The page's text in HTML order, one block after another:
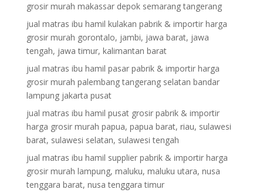
grosir murah makassar depok semarang tangerang
jual matras ibu hamil kulakan pabrik & importir harga
grosir murah gorontalo, jambi, jawa barat, jawa
tengah, jawa timur, kalimantan barat
jual matras ibu hamil pasar pabrik & importir harga
grosir murah palembang tangerang selatan bandar
lampung jakarta pusat
jual matras ibu hamil pusat grosir pabrik & importir
harga grosir murah papua, papua barat, riau, sulawesi
barat, sulawesi selatan, sulawesi tengah
jual matras ibu hamil supplier pabrik & importir harga
grosir murah lampung, maluku, maluku utara, nusa
tenggara barat, nusa tenggara timur